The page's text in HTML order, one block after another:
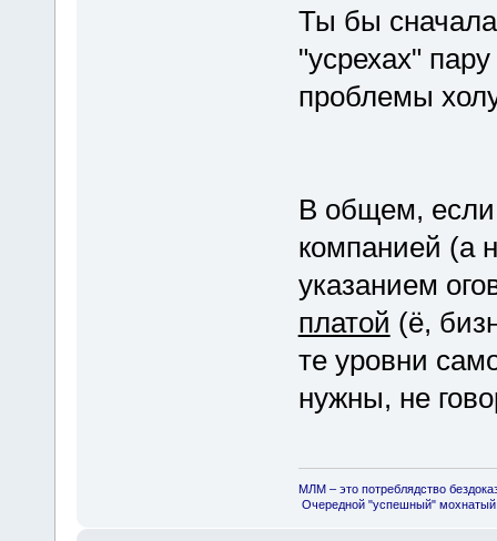
Ты бы
"усрехах"
проблемы
В общем, если
компанией (а
указанием
платой (ё,
те уровни
нужны, не
МЛМ – это потреблядство
Очередной "успешный"